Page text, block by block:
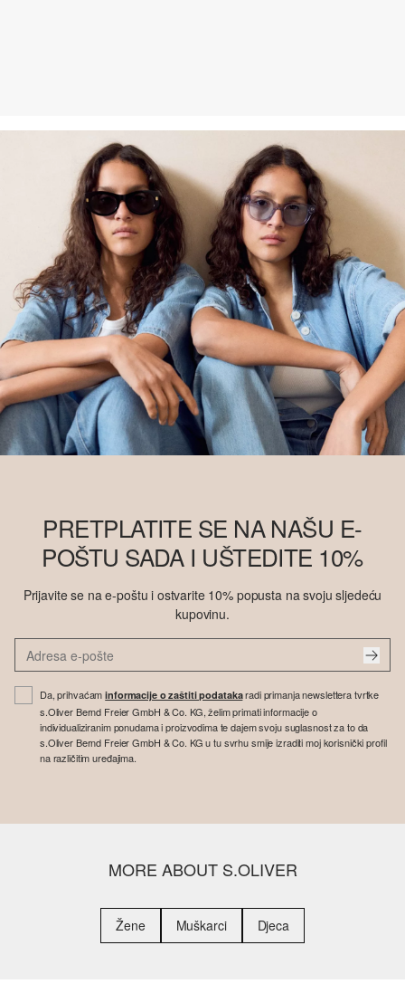
PRETPLATITE SE NA NAŠU E-
POŠTU SADA I UŠTEDITE 10%
Prijavite se na e-poštu i ostvarite 10% popusta na svoju sljedeću
kupovinu.
Da, prihvaćaminformacije o zaštiti podatakaradi primanja newslettera tvrtke
s.Oliver Bernd Freier GmbH & Co. KG, želim primati informacije o
individualiziranim ponudama i proizvodima te dajem svoju suglasnost za to da
s.Oliver Bernd Freier GmbH & Co. KG u tu svrhu smije izraditi moj korisnički profil
na različitim uređajima.
MORE ABOUT S.OLIVER
Žene Muškarci Djeca